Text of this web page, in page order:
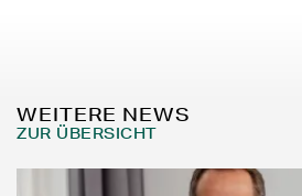
WEITERE NEWS
ZUR ÜBERSICHT